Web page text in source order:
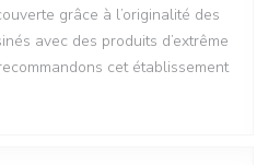
grâce à l’originalité des
avec des produits d’extrême
cet établissement